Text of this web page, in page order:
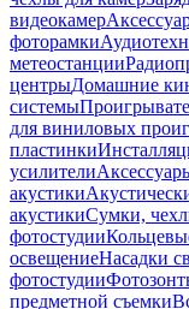
видеокамер
фоторамки
метеостанции
центрыДомашние
системы
для виниловых
пластинки
усилители
акустики
акустикиСумки,
фотостудии
освещениеНасадки
фотостудии
предметной съемки